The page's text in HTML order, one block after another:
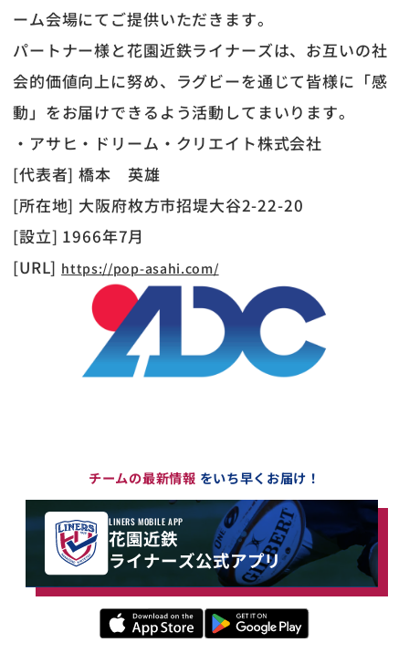
ーム会場にてご提供いただきます。
パートナー様と花園近鉄ライナーズは、お互いの社
会的価値向上に努め、ラグビーを通じて皆様に「感
動」をお届けできるよう活動してまいります。
・アサヒ・ドリーム・クリエイト株式会社
[代表者] 橋本 英雄
[所在地] 大阪府枚方市招堤大谷2-22-20
[設立] 1966年7月
[URL] https://pop-asahi.com/
チームの最新情報 をいち早くお届け！
LINERS MOBILE APP
花園近鉄
ライナーズ公式アプリ